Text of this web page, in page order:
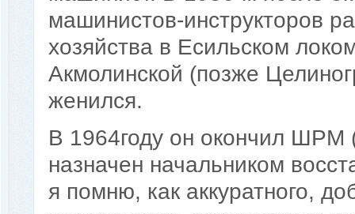
машинистов-инструкторов
хозяйства в Есильском
Акмолинской (позже
женился.
В 1964году он окончил
назначен начальником
я помню, как аккуратного,